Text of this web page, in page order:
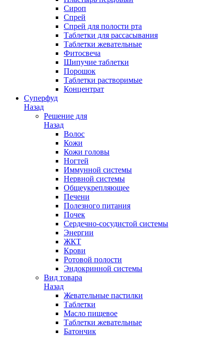
Сироп
Спрей
Спрей для полости рта
Таблетки для рассасывания
Таблетки жевательные
Фитосвеча
Шипучие таблетки
Порошок
Таблетки растворимые
Концентрат
Суперфуд
Назад
Решение для
Назад
Волос
Кожи
Кожи головы
Ногтей
Иммунной системы
Нервной системы
Общеукрепляющее
Печени
Полезного питания
Почек
Сердечно-сосудистой системы
Энергии
ЖКТ
Крови
Ротовой полости
Эндокринной системы
Вид товара
Назад
Жевательные пастилки
Таблетки
Масло пищевое
Таблетки жевательные
Батончик